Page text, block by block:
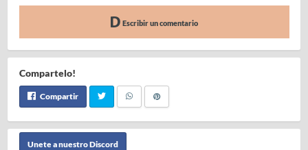
Escribir un comentario
Compartelo!
Compartir
Unete a nuestro Discord